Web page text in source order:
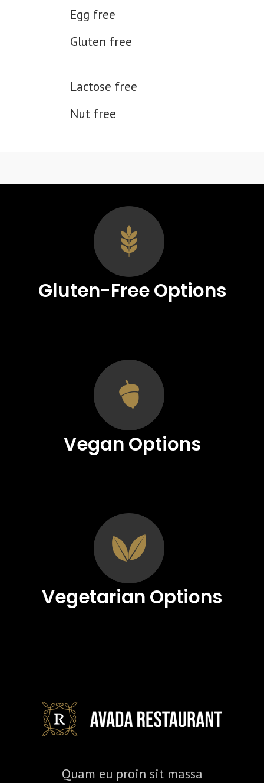
Egg free
Gluten free
Lactose free
Nut free
Gluten-Free Options
Vegan Options
Vegetarian Options
Quam eu proin sit massa